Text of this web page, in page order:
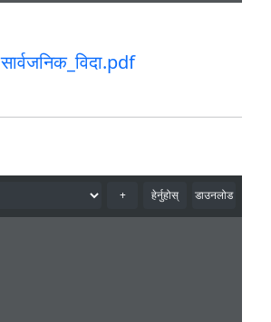
सार्वजनिक_विदा.pdf